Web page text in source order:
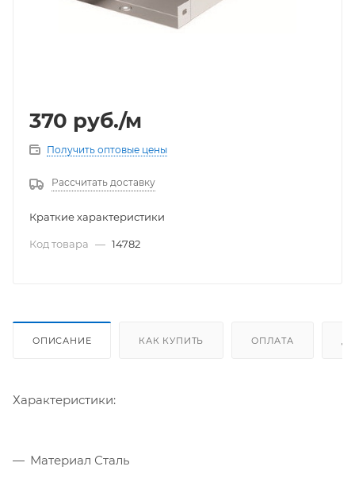
370 руб./м
Получить оптовые цены
Рассчитать доставку
Краткие характеристики
Код товара — 14782
ОПИСАНИЕ КАК КУПИТЬ ОПЛАТА
Характеристики:
Материал Сталь